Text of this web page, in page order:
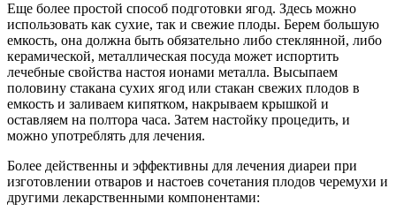
Еще более простой способ подготовки ягод. Здесь можно
использовать как сухие, так и свежие плоды. Берем большую
емкость, она должна быть обязательно либо стеклянной, либо
керамической, металлическая посуда может испортить
лечебные свойства настоя ионами металла. Высыпаем
половину стакана сухих ягод или стакан свежих плодов в
емкость и заливаем кипятком, накрываем крышкой и
оставляем на полтора часа. Затем настойку процедить, и
можно употреблять для лечения.
Более действенны и эффективны для лечения диареи при
изготовлении отваров и настоев сочетания плодов черемухи и
другими лекарственными компонентами: